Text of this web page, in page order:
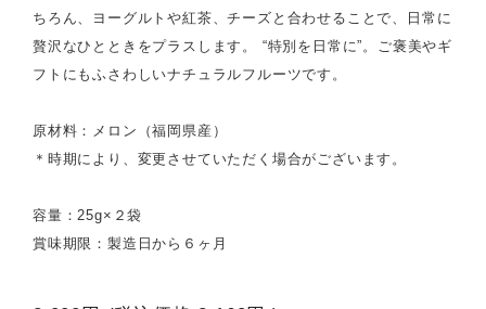
ちろん、ヨーグルトや紅茶、チーズと合わせることで、日常に
贅沢なひとときをプラスします。 “特別を日常に”。ご褒美やギ
フトにもふさわしいナチュラルフルーツです。
原材料：メロン（福岡県産）
＊時期により、変更させていただく場合がございます。
容量：25g×２袋
賞味期限：製造日から６ヶ月